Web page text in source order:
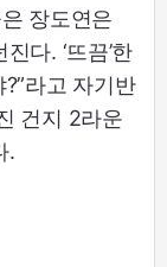
장도연은
다. ‘뜨끔’한
라고 자기반
건지 2라운
.